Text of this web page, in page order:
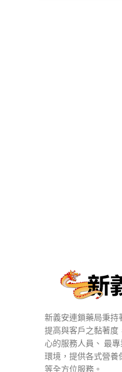
新義安連鎖藥局秉持
提高與客戶之黏著度
心的服務人員、 最
環境，提供各式營養
等全方位服務。